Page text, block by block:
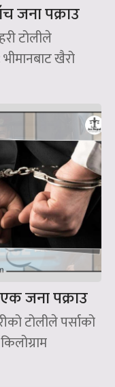
जना पक्राउ
टोलीले
खैरो
जना पक्राउ
टोलीले पर्साको